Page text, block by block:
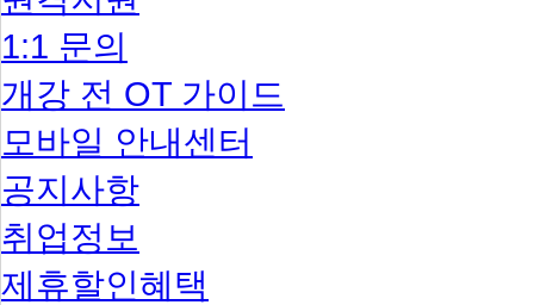
1:1 문의
개강 전 OT 가이드
모바일 안내센터
공지사항
취업정보
제휴할인혜택